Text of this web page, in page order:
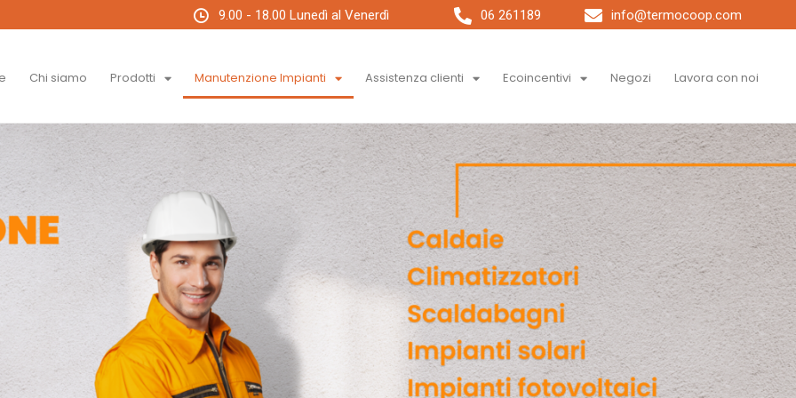
9.00 - 18.00 Lunedì al Venerdì 06 261189 info@termocoop.com
Chi siamo Prodotti Manutenzione Impianti Assistenza clienti Ecoincentivi Negozi Lavora con noi